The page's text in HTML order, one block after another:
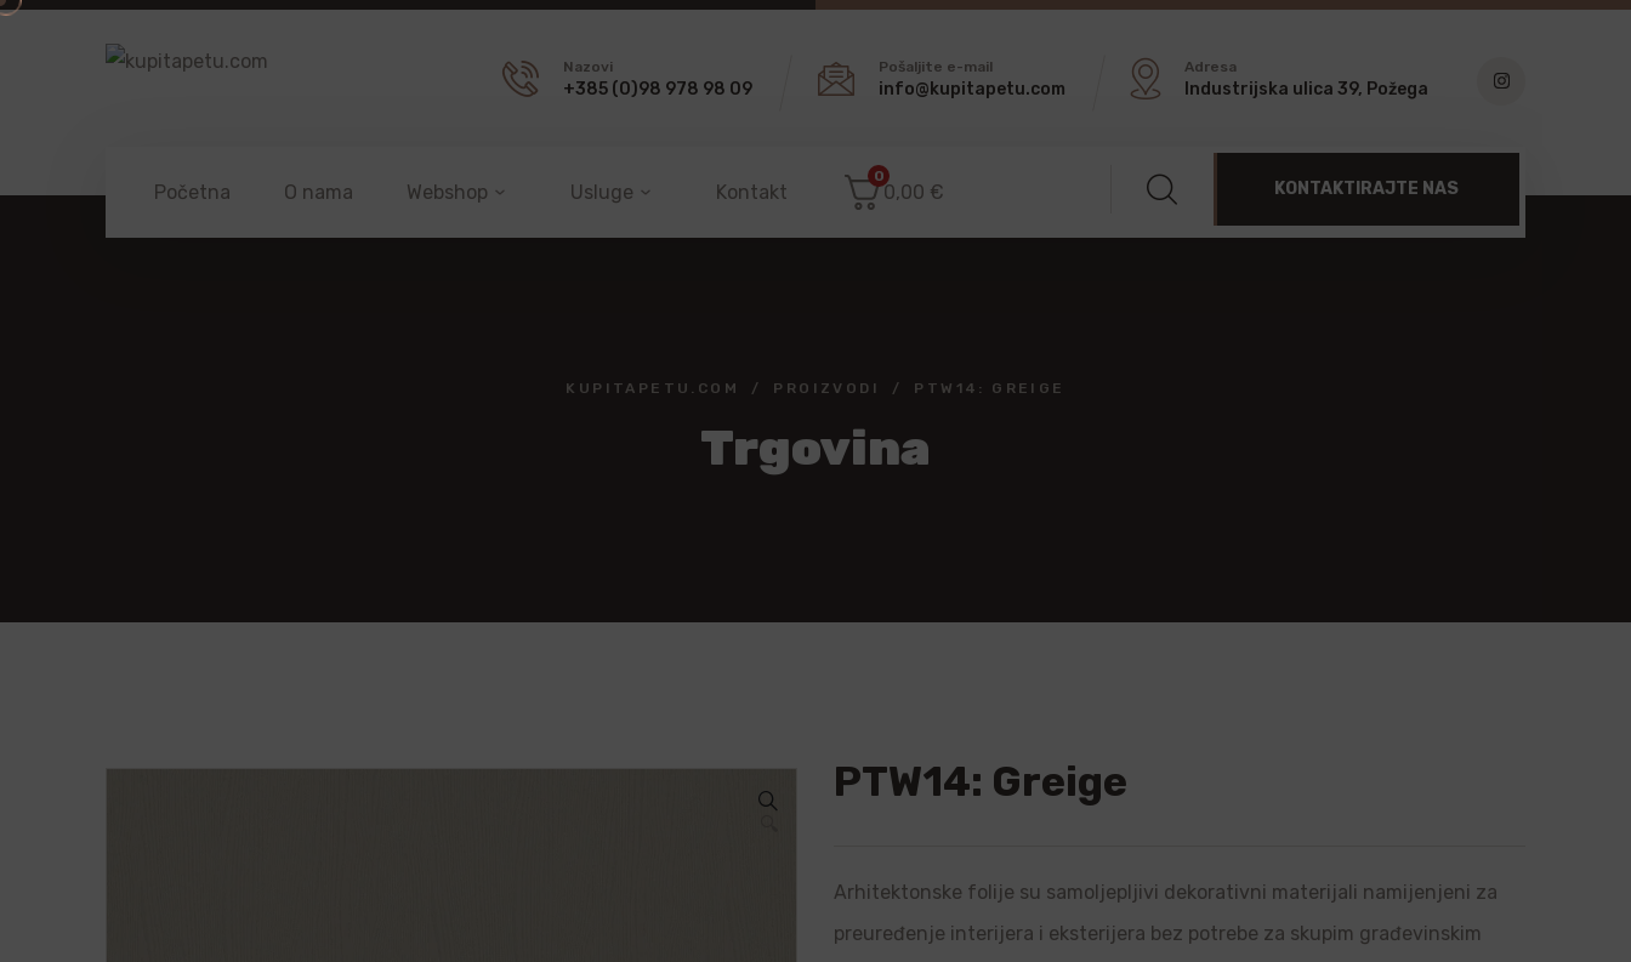
Nazovi
+385 (0)98 978 98 09
Pošaljite e-mail
info@kupitapetu.com
Adresa
Industrijska ulica 39, Požega
Početna O nama Webshop Usluge Kontakt
0
0,00 € KONTAKTIRAJTE NAS
KUPITAPETU.COM PROIZVODI PTW14: GREIGE
Trgovina
PTW14: Greige
Arhitektonske folije su samoljepljivi dekorativni materijali namijenjeni za
preuređenje interijera i eksterijera bez potrebe za skupim građevinskim